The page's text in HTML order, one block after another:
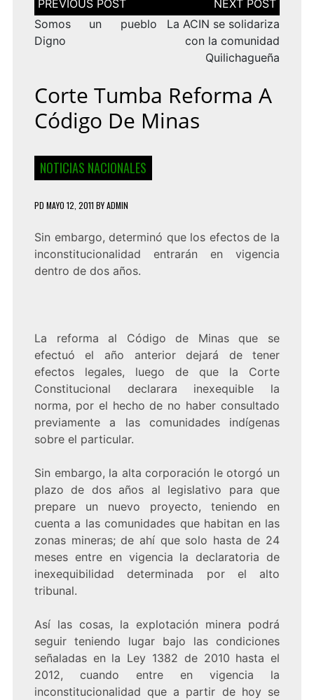
de
entradas
Somos un pueblo
Digno
La ACIN se solidariza
con la comunidad
Quilichagueña
Corte Tumba Reforma A
Código De Minas
NOTICIAS NACIONALES
PD MAYO 12, 2011 BYADMIN
Sin embargo, determinó que los efectos de la
inconstitucionalidad entrarán en vigencia
dentro de dos años.
La reforma al Código de Minas que se
efectuó el año anterior dejará de tener
efectos legales, luego de que la Corte
Constitucional declarara inexequible la
norma, por el hecho de no haber consultado
previamente a las comunidades indígenas
sobre el particular.
Sin embargo, la alta corporación le otorgó un
plazo de dos años al legislativo para que
prepare un nuevo proyecto, teniendo en
cuenta a las comunidades que habitan en las
zonas mineras; de ahí que solo hasta de 24
meses entre en vigencia la declaratoria de
inexequibilidad determinada por el alto
tribunal.
Así las cosas, la explotación minera podrá
seguir teniendo lugar bajo las condiciones
señaladas en la Ley 1382 de 2010 hasta el
2012, cuando entre en vigencia la
inconstitucionalidad que a partir de hoy se